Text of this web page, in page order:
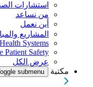
استشارات
من نساعد
أين نعمل
المشاريع
Systems
Patient Safety
عرض الكل
مكتبة
submenu